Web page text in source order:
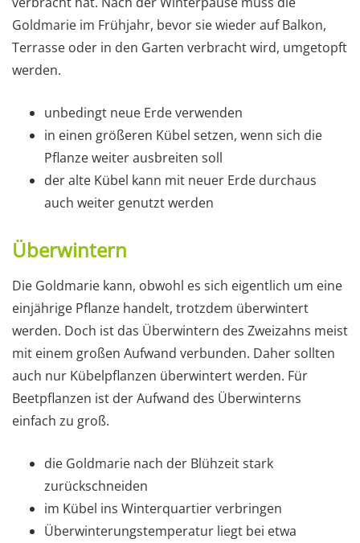
Goldmarie im Frühjahr, bevor sie wieder auf Balkon,
Terrasse oder in den Garten verbracht wird, umgetopft
werden.
unbedingt neue Erde verwenden
in einen größeren Kübel setzen, wenn sich die
Pflanze weiter ausbreiten soll
der alte Kübel kann mit neuer Erde durchaus
auch weiter genutzt werden
Überwintern
Die Goldmarie kann, obwohl es sich eigentlich um eine
einjährige Pflanze handelt, trotzdem überwintert
werden. Doch ist das Überwintern des Zweizahns meist
mit einem großen Aufwand verbunden. Daher sollten
auch nur Kübelpflanzen überwintert werden. Für
Beetpflanzen ist der Aufwand des Überwinterns
einfach zu groß.
die Goldmarie nach der Blühzeit stark
zurückschneiden
im Kübel ins Winterquartier verbringen
Überwinterungstemperatur liegt bei etwa